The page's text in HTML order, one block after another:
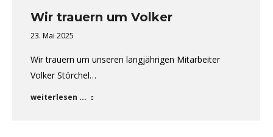
Wir trauern um Volker
23. Mai 2025
Wir trauern um unseren langjährigen Mitarbeiter
Volker Störchel…
weiterlesen ...